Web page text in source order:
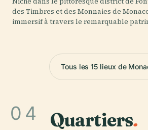
des Timbres et des Monnaies de
immersif à travers le remarquable
Tous les 15 lieux de
04 Quartiers.